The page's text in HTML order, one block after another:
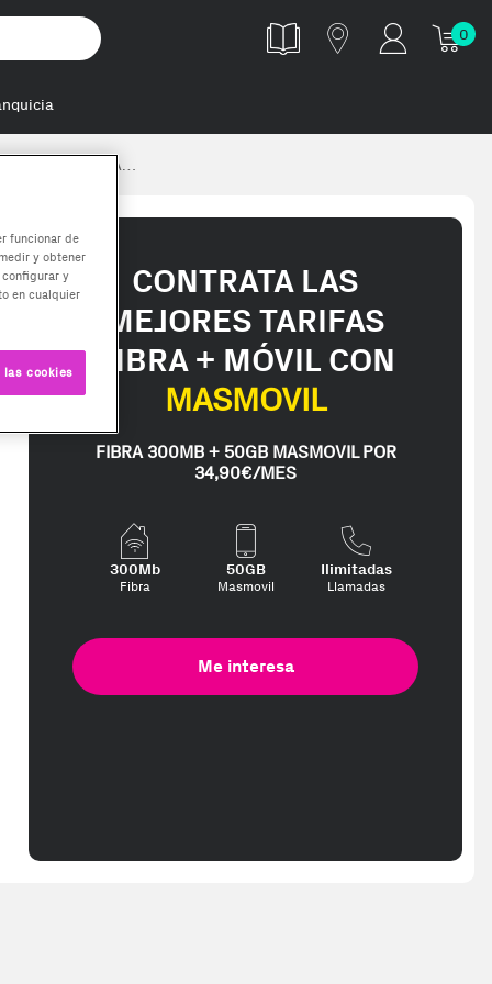
0
AUTOMATICA…
CONTRATA LAS
MEJORES TARIFAS
FIBRA + MÓVIL CON
MASMOVIL
FIBRA 300MB + 50GB MASMOVIL POR
34,90€/MES
300Mb
Fibra
50GB
Masmovil
Ilimitadas
Llamadas
Me interesa
funcionar de
y obtener
y
en cualquier
cookies